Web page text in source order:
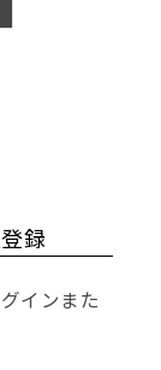
録
インまた